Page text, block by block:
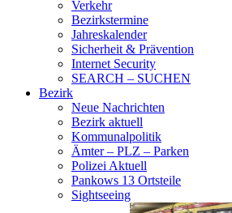
Verkehr
Bezirkstermine
Jahreskalender
Sicherheit & Prävention
Internet Security
SEARCH – SUCHEN
Bezirk
Neue Nachrichten
Bezirk aktuell
Kommunalpolitik
Ämter – PLZ – Parken
Polizei Aktuell
Pankows 13 Ortsteile
Sightseeing